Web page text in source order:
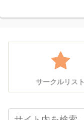
サークルリスト